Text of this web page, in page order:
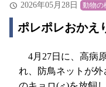
2026年05月28日 動物の
ポレポレおかえ
4月27日に、高病
れ、防鳥ネットが